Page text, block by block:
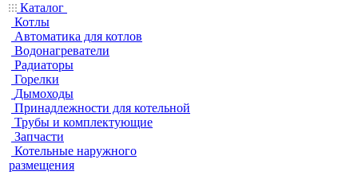
Каталог
Котлы
Автоматика для котлов
Водонагреватели
Радиаторы
Горелки
Дымоходы
Принадлежности для котельной
Трубы и комплектующие
Запчасти
Котельные наружного
размещения